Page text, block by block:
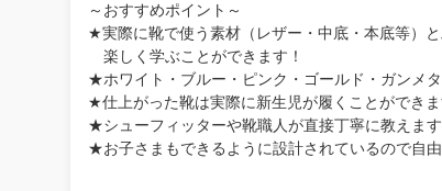
～おすすめポイント～
★実際に靴で使う素材（レザー・中底・本底等）
楽しく学ぶことができます！
★ホワイト・ブルー・ピンク・ゴールド・ガンメ
★仕上がった靴は実際に新生児が履くことができま
★シューフィッターや靴職人が直接丁寧に教えます
★お子さまもできるように設計されているので自由